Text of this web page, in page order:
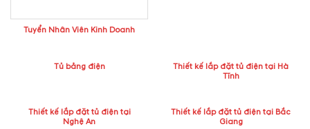
Tuyển Nhân Viên Kinh Doanh
Tủ bảng điện
Thiết kế lắp đặt tủ điện tại Hà
Tĩnh
Thiết kế lắp đặt tủ điện tại
Nghệ An
Thiết kế lắp đặt tủ điện tại Bắc
Giang